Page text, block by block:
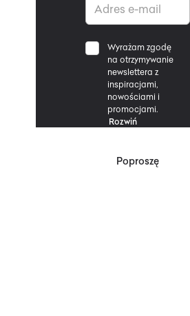
Wyrażam zgodę
na otrzymywanie
newslettera z
inspiracjami,
nowościami i
promocjami.
Rozwiń
Poproszę